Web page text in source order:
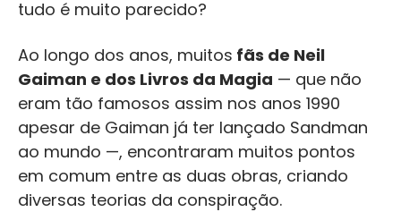
tudo é muito parecido?
Ao longo dos anos, muitos fãs de Neil
Gaiman e dos Livros da Magia — que não
eram tão famosos assim nos anos 1990
apesar de Gaiman já ter lançado Sandman
ao mundo —, encontraram muitos pontos
em comum entre as duas obras, criando
diversas teorias da conspiração.